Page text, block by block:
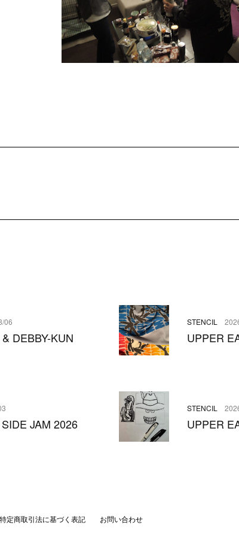
06
DEBBY-KUN
STENCIL
UPPER
JAM 2026
STENCIL
UPPER
特定商取引法に基づく表記 お問い合わせ